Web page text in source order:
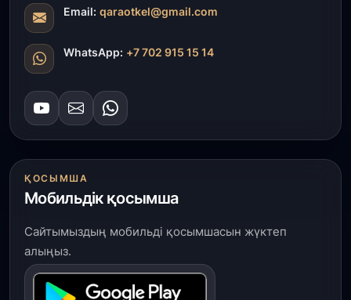
ҚР Президенті Орталық Азия елдеріне
ұзақмерзімді ынтымақтастық жоспарын әзірлеуді
ұсынды
31 шілде, 2026
«Ауыл аманаты»: Түркістанда 30,2 млрд теңгеге
4 223 жоба қаржыландырылды
толық ауыз сумен қамтылды
30 шілде, 2026
Түркістанда «Арыс-2» және Темір ауылының
теміржол вокзалдары пайдалануға берілді
Email: qaraotkel@gmail.com
WhatsApp: +7 702 915 15 14
ҚОСЫМША
Мобильдік қосымша
Сайтымыздың мобильді қосымшасын жүктеп
алыңыз.